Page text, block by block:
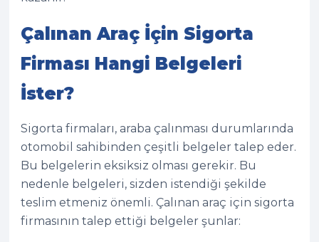
Çalınan Araç İçin Sigorta
Firması Hangi Belgeleri
İster?
Sigorta firmaları, araba çalınması durumlarında
otomobil sahibinden çeşitli belgeler talep eder.
Bu belgelerin eksiksiz olması gerekir. Bu
nedenle belgeleri, sizden istendiği şekilde
teslim etmeniz önemli. Çalınan araç için sigorta
firmasının talep ettiği belgeler şunlar: